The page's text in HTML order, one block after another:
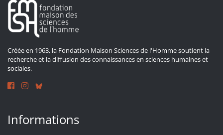
Créée en 1963, la Fondation Maison Sciences de l'Homme soutient la
recherche et la diffusion des connaissances en sciences humaines et
sociales.
Informations